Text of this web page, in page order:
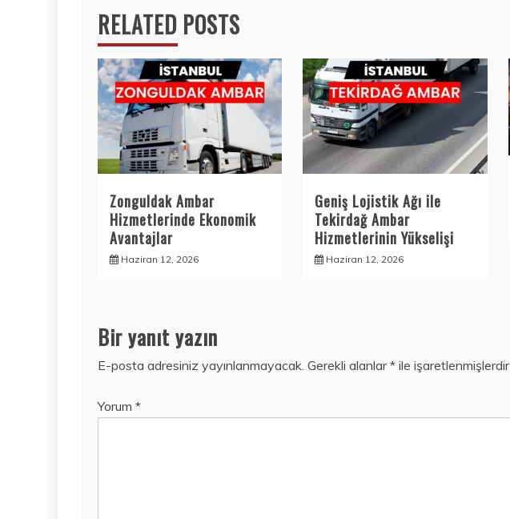
RELATED POSTS
Zonguldak Ambar
Hizmetlerinde Ekonomik
Avantajlar
Haziran 12, 2026
Geniş Lojistik Ağı ile
Tekirdağ Ambar
Hizmetlerinin Yükselişi
Haziran 12, 2026
Bir yanıt yazın
E-posta adresiniz yayınlanmayacak. Gerekli alanlar* ile işaretlenmişlerdir
Yorum *